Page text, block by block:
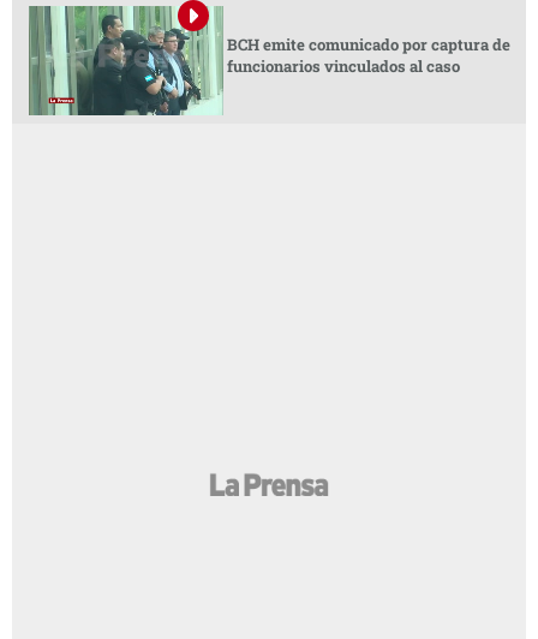
BCH emite comunicado por captura de
funcionarios vinculados al caso